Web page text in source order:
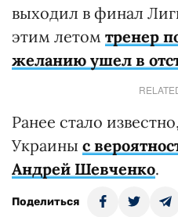
выходил в финал
этим летом тренер
желанию ушел в
Ранее стало
Украины с
Андрей Шевченко.
Поделиться